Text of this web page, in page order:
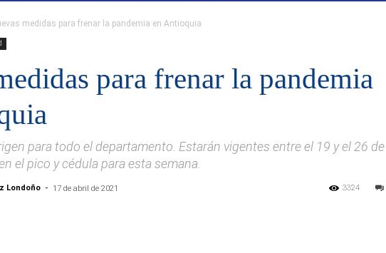
medidas para frenar la pandemia en Antioquia
para frenar la pandemia
para todo el departamento. Estarán vigentes entre el 19 y el 26 de
el pico y cédula para esta semana.
Londoño - 17 de abril de 2021 3324